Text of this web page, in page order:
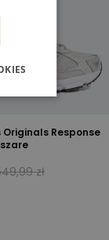
Response
zł